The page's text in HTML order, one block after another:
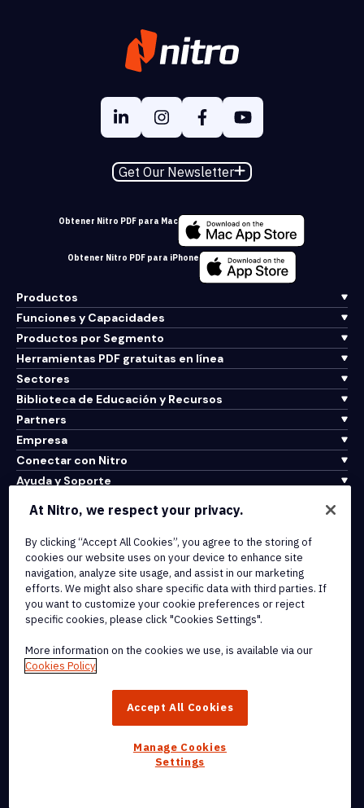
Get Our Newsletter
Obtener Nitro PDF para Mac
Obtener Nitro PDF para iPhone
Productos
Funciones y Capacidades
Productos por Segmento
Herramientas PDF gratuitas en línea
Sectores
Biblioteca de Educación y Recursos
Partners
Empresa
Conectar con Nitro
Ayuda y Soporte
Terms of Service
Cookie Policy
Copyright Policy
All Terms & Policies
trademarks, of Nitro Software, Inc. or its affiliates in the United
At Nitro, we respect your privacy.
By clicking “Accept All Cookies”, you agree to the storing of
cookies our website uses on your device to enhance site
navigation, analyze site usage, and assist in our marketing
efforts. We might also share specific data with third parties. If
you want to customize your cookie preferences or reject
specific cookies, please click "Cookies Settings".
More information on the cookies we use, is available via our
Cookies Policy
Accept All Cookies
Manage Cookies
Settings